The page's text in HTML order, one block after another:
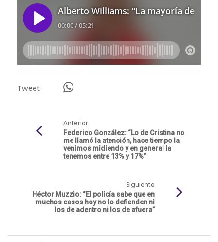
Tweet
Anterior
Federico González: “Lo de Cristina no
me llamó la atención, hace tiempo la
venimos midiendo y en general la
tenemos entre 13% y 17%”
Siguiente
Héctor Muzzio: “El policía sabe que en
muchos casos hoy no lo defienden ni
los de adentro ni los de afuera”